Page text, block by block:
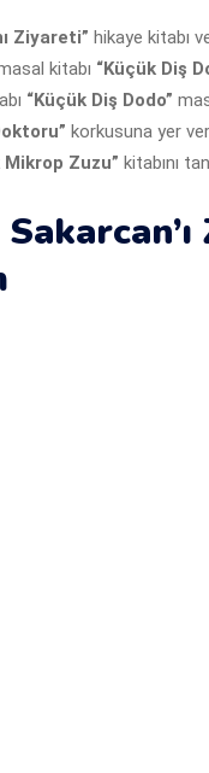
Ziyareti” hikaye kitabı
kitabı “Küçük Diş
“Küçük Diş Dodo”
korkusuna yer
Mikrop Zuzu” kitabını